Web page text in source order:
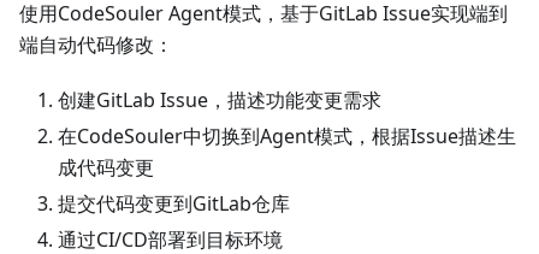
使用CodeSouler Agent模式，基于GitLab Issue实现端到
端自动代码修改：
创建GitLab Issue，描述功能变更需求
在CodeSouler中切换到Agent模式，根据Issue描述生
成代码变更
提交代码变更到GitLab仓库
通过CI/CD部署到目标环境